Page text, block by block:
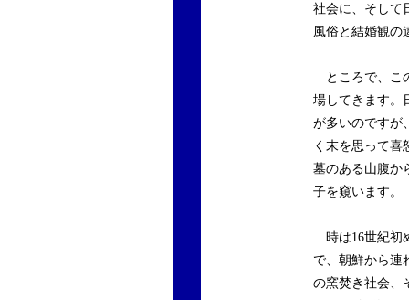
社会に、そして
風俗と結婚観の
ところで、こ
場してきます。
が多いのですが
く末を思って喜
墓のある山腹か
子を窺います。
時は16世紀初
で、朝鮮から連
の窯焚き社会、